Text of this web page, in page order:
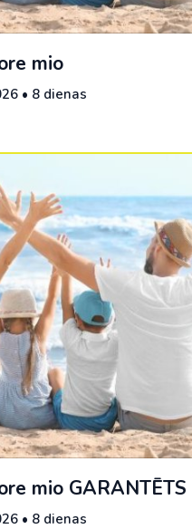
mio
• 8 dienas
mio GARANTĒTS
• 8 dienas